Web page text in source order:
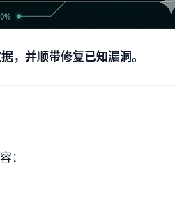
，并顺带修复已知漏洞。
：